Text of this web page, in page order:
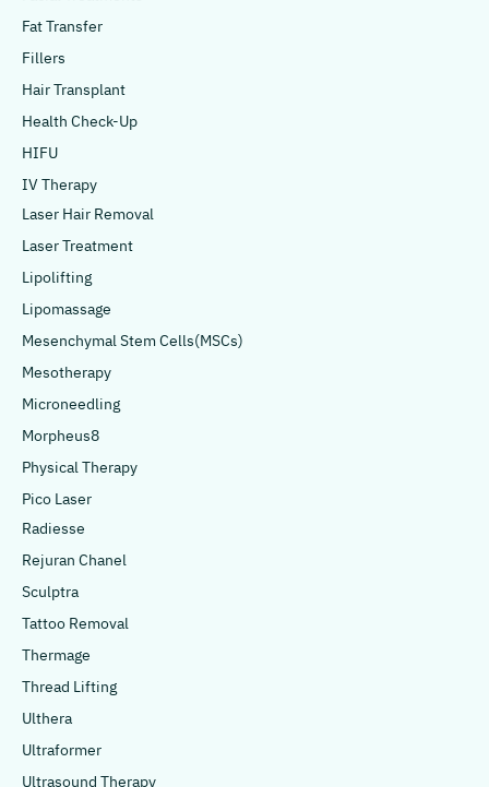
Fat Transfer
Fillers
Hair Transplant
Health Check-Up
HIFU
IV Therapy
Laser Hair Removal
Laser Treatment
Lipolifting
Lipomassage
Mesenchymal Stem Cells(MSCs)
Mesotherapy
Microneedling
Morpheus8
Physical Therapy
Pico Laser
Radiesse
Rejuran Chanel
Sculptra
Tattoo Removal
Thermage
Thread Lifting
Ulthera
Ultraformer